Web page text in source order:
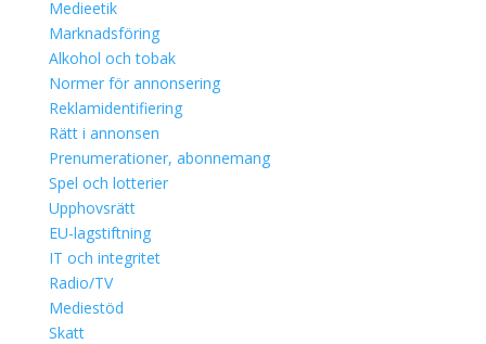
Medieetik
Marknadsföring
Alkohol och tobak
Normer för annonsering
Reklamidentifiering
Rätt i annonsen
Prenumerationer, abonnemang
Spel och lotterier
Upphovsrätt
EU-lagstiftning
IT och integritet
Radio/TV
Mediestöd
Skatt